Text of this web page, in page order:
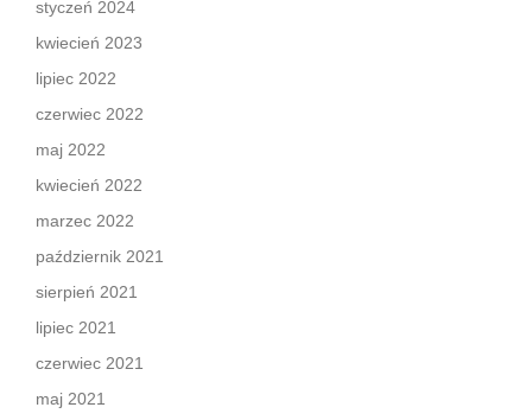
styczeń 2024
kwiecień 2023
lipiec 2022
czerwiec 2022
maj 2022
kwiecień 2022
marzec 2022
październik 2021
sierpień 2021
lipiec 2021
czerwiec 2021
maj 2021